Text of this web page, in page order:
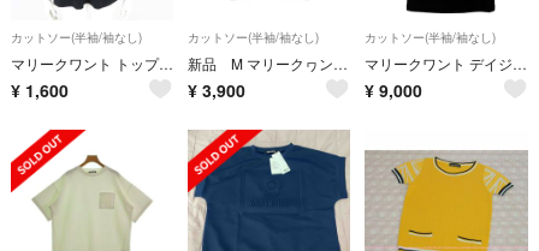
カットソー(半袖/袖なし)
マリークワント トップス カットソー ビジュー装飾 ノースリーブ M 38 黒
¥ 1,600
カットソー(半袖/袖なし)
新品 M マリークヮント モックネックデイジー2 プルオーバー トップス
¥ 3,900
カットソー(半袖/袖なし)
マリークワント デイジー Tシャツ 非売品 トップス ブラック 黒
¥ 9,000